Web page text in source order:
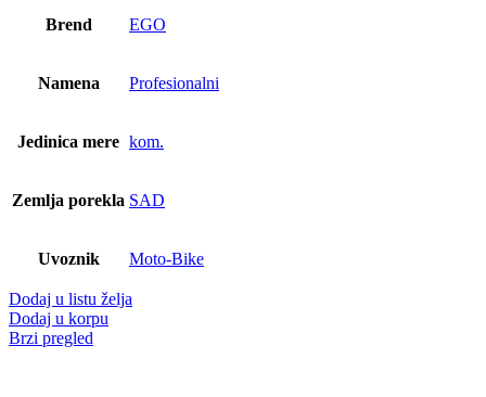
Brend EGO
Namena Profesionalni
Jedinica mere kom.
Zemlja porekla SAD
Uvoznik Moto-Bike
Dodaj u listu želja
Dodaj u korpu
Brzi pregled